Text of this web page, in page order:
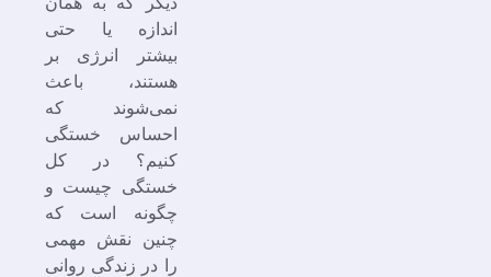
اندازه یا حتی
بیشتر انرژی بر
هستند، باعث
نمی‌شوند که
احساس خستگی
کنیم؟ در کل
خستگی چیست و
چگونه است که
چنین نقش مهمی
را در زندگی روانی